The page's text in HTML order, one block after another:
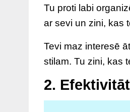
Tu proti labi
ar sevi un zini, kas
Tevi maz interesē
stilam. Tu zini, kas
2.